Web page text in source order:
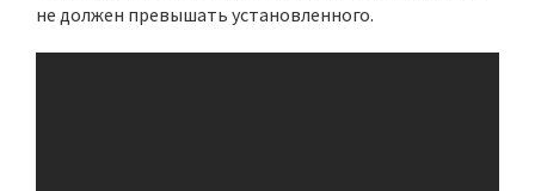
не должен превышать установленного.